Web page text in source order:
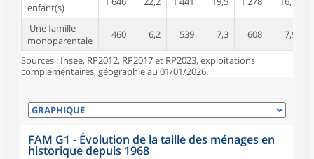
enfant(s)
Une famille
monoparentale
460 6,2 539 7,3 608 7,9
Sources : Insee, RP2012, RP2017 et RP2023, exploitations
complémentaires, géographie au 01/01/2026.
FAM G1 - Évolution de la taille des ménages en
historique depuis 1968